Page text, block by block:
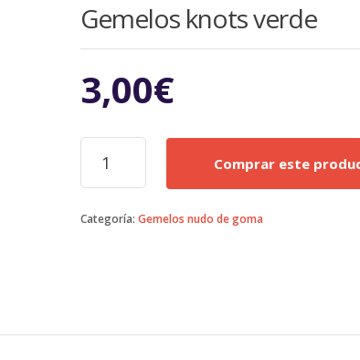
Gemelos knots verde
3,00€
Gemelos
knots
verde
Comprar este
Categoría: Gemelos nudo de goma